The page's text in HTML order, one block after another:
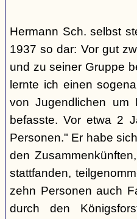
Hermann Sch. selbst
1937 so dar: Vor gut
und zu seiner Gruppe
lernte ich einen
von Jugendlichen um
befasste. Vor etwa 2
Personen." Er habe
den
stattfanden,
zehn Personen auch
durch den